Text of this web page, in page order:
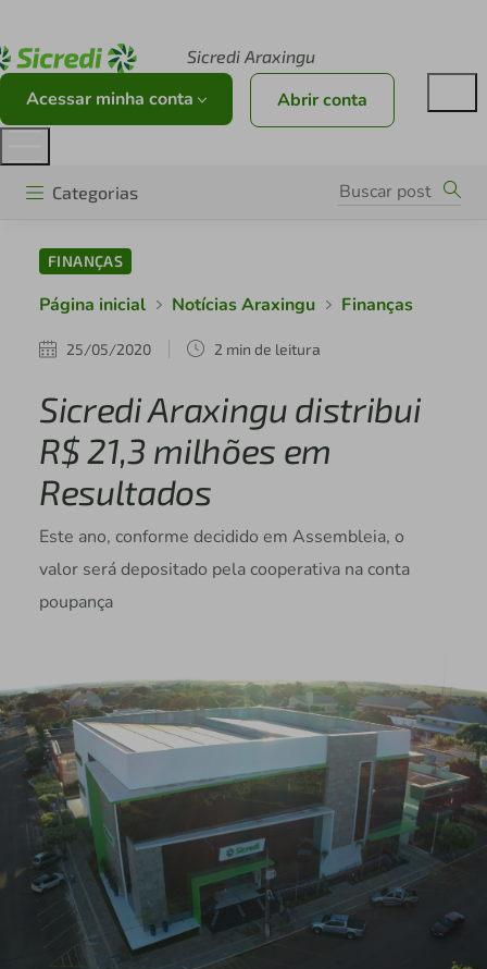
Sicredi Araxingu
Acessar minha conta Abrir conta
Categorias
FINANÇAS
Página inicial Notícias Araxingu Finanças
25/05/2020 2 min de leitura
Sicredi Araxingu distribui
R$ 21,3 milhões em
Resultados
Este ano, conforme decidido em Assembleia, o
valor será depositado pela cooperativa na conta
poupança